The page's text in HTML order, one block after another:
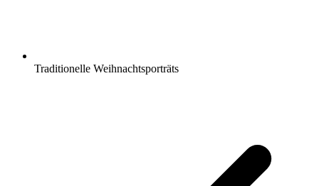
Traditionelle Weihnachtsporträts